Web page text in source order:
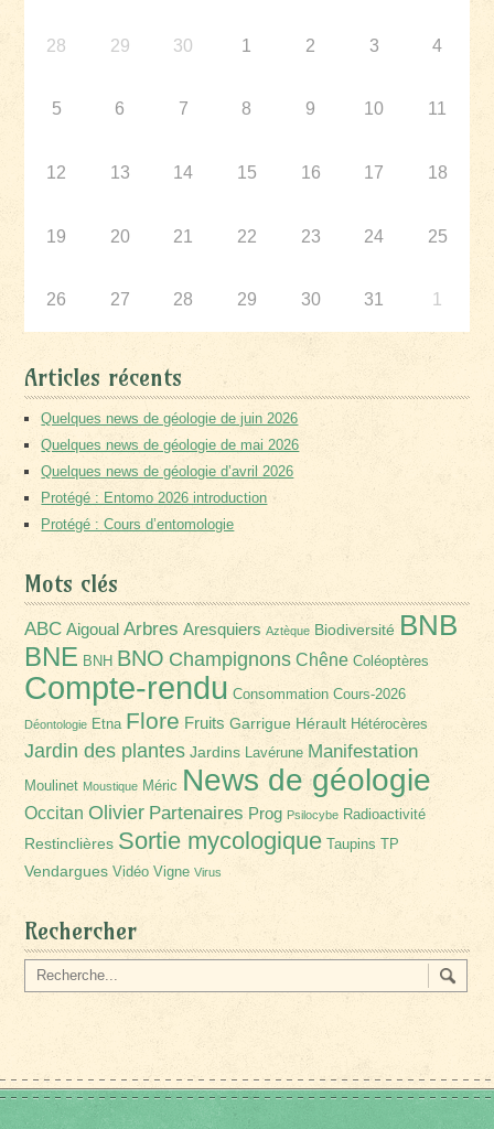
28 29 30 1 2 3 4
5 6 7 8 9 10 11
12 13 14 15 16 17 18
19 20 21 22 23 24 25
26 27 28 29 30 31 1
Articles récents
Quelques news de géologie de juin 2026
Quelques news de géologie de mai 2026
Quelques news de géologie d’avril 2026
Protégé : Entomo 2026 introduction
Protégé : Cours d’entomologie
Mots clés
ABC Aigoual Arbres Aresquiers Aztèque Biodiversité BNB
BNE BNH BNO Champignons Chêne Coléoptères
Compte-rendu Consommation Cours-2026
Déontologie Etna Flore Fruits Garrigue Hérault Hétérocères
Jardin des plantes Jardins Lavérune Manifestation
Moulinet Moustique Méric News de géologie
Occitan Olivier Partenaires Prog Psilocybe Radioactivité
Restinclières Sortie mycologique Taupins TP
Vendargues Vidéo Vigne Virus
Rechercher